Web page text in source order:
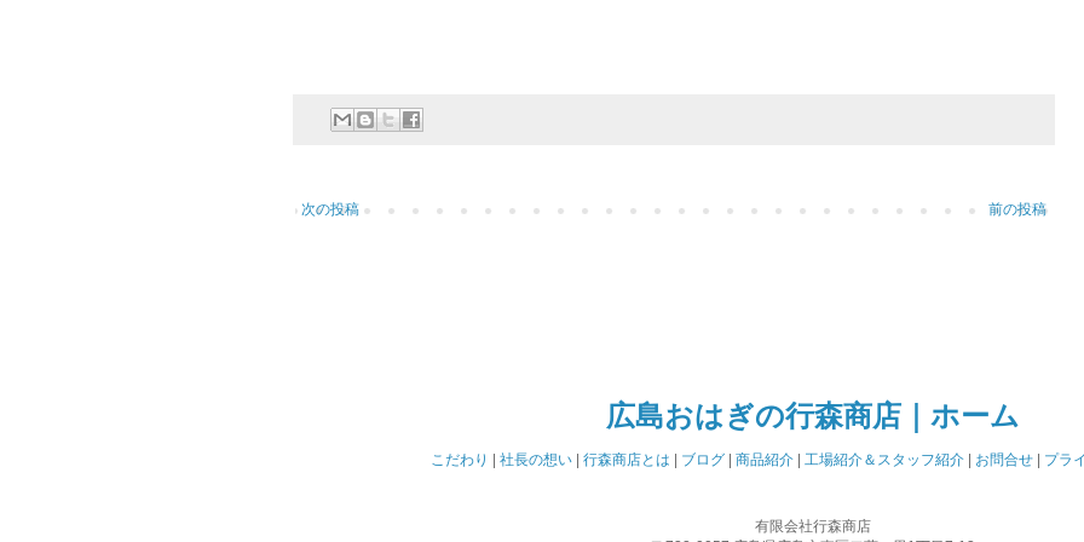
次の投稿 前の投稿
広島おはぎの行森商店｜ホーム
こだわり | 社長の想い| 行森商店とは | ブログ| 商品紹介| 工場紹介＆スタッフ紹介| お問合せ| プラ
有限会社行森商店